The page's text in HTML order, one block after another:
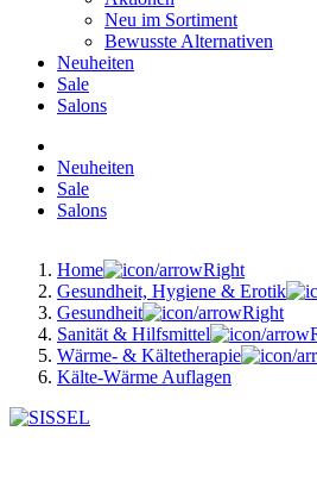
Neu im Sortiment
Bewusste Alternativen
Neuheiten
Sale
Salons
Neuheiten
Sale
Salons
Home
Gesundheit, Hygiene & Erotik
Gesundheit
Sanität & Hilfsmittel
Wärme- & Kältetherapie
Kälte-Wärme Auflagen